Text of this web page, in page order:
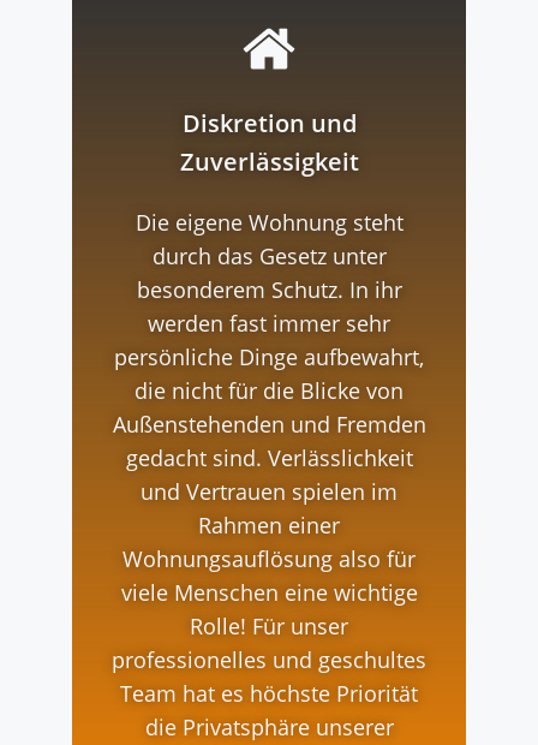
Diskretion und
Zuverlässigkeit
Die eigene Wohnung steht
durch das Gesetz unter
besonderem Schutz. In ihr
werden fast immer sehr
persönliche Dinge aufbewahrt,
die nicht für die Blicke von
Außenstehenden und Fremden
gedacht sind. Verlässlichkeit
und Vertrauen spielen im
Rahmen einer
Wohnungsauflösung also für
viele Menschen eine wichtige
Rolle! Für unser
professionelles und geschultes
Team hat es höchste Priorität
die Privatsphäre unserer